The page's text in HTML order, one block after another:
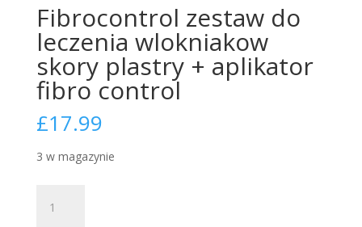
Fibrocontrol zestaw do
leczenia wlokniakow
skory plastry + aplikator
fibro control
£17.99
3 w magazynie
Fibrocontrol